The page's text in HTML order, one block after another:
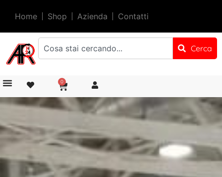
Home Shop Azienda Contatti
Cerca
0